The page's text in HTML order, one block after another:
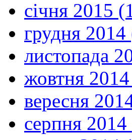
січня 2015
грудня
листопада
жовтня
вересня
серпня